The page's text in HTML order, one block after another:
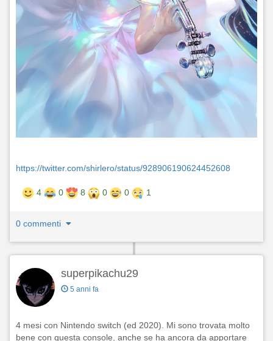
https://twitter.com/shirlero/status/928906190624452608
4 0 8 0 0 1
0 commenti
superpikachu29
5 anni fa
4 mesi con Nintendo switch (ed 2020). Mi sono trovata molto
bene con questa console, anche se ha ancora da apportare